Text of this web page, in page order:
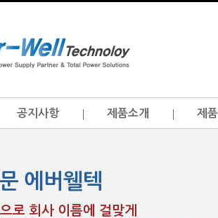
공지사항 제품소개 제
에버웰텍
로 회사 이름에 걸맞게